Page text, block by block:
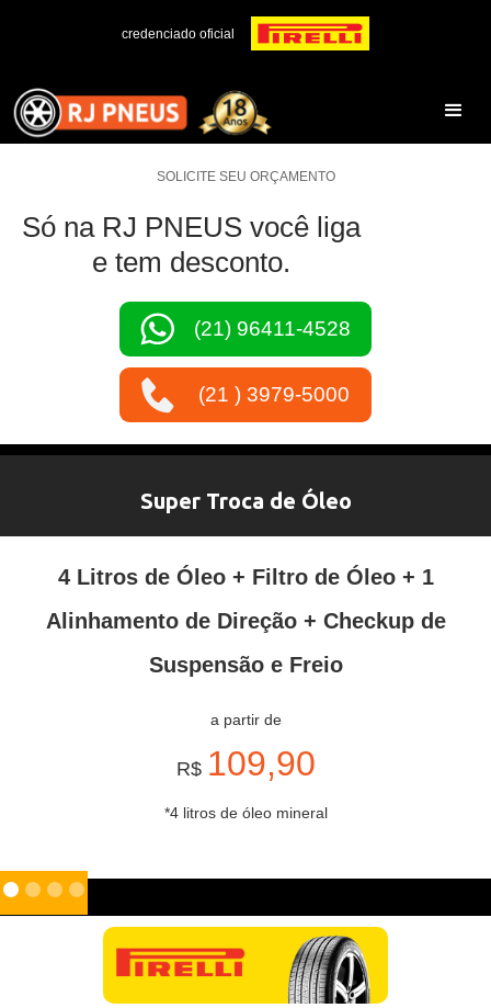
credenciado oficial
SOLICITE SEU ORÇAMENTO
Só na RJ PNEUS você liga
e tem desconto.
(21) 96411-4528
(21 ) 3979-5000
Super Troca de Óleo
4 Litros de Óleo + Filtro de Óleo + 1
Alinhamento de Direção + Checkup de
Suspensão e Freio
a partir de
R$ 109,90
*4 litros de óleo mineral